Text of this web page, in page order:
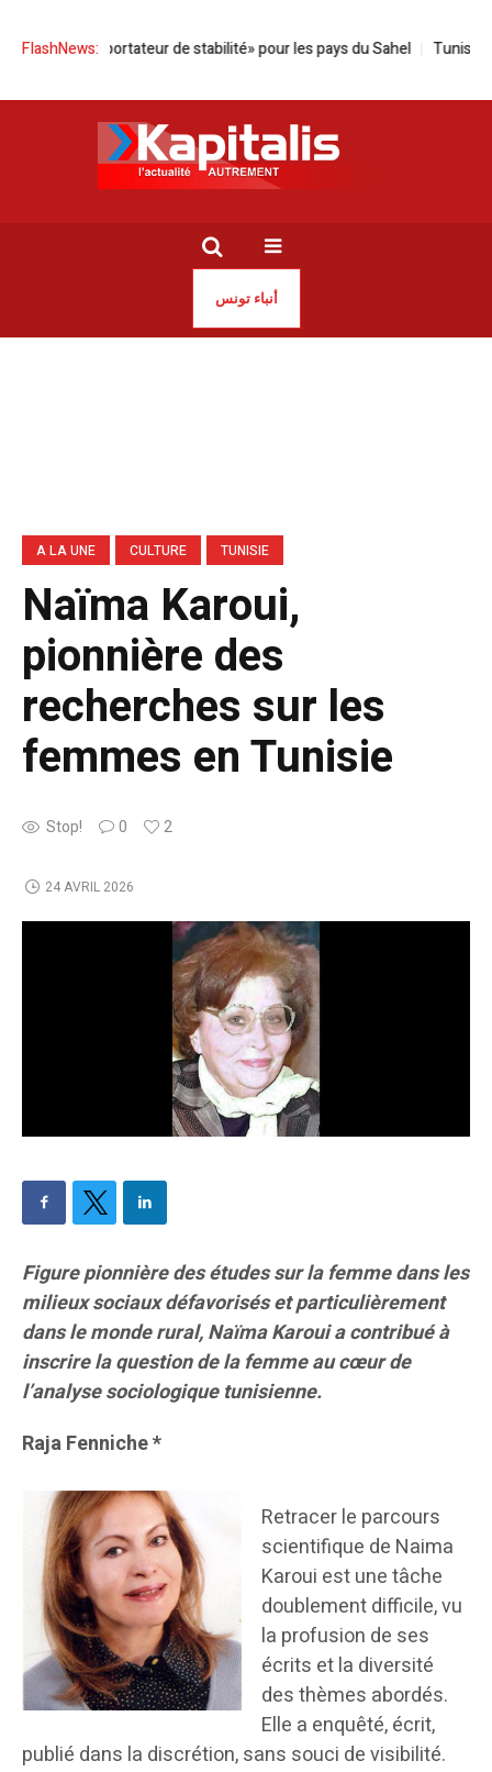
FlashNews:de stabilité» pour les pays du Sahel Tunisie | Mandat
أنباء تونس
A LA UNE CULTURE TUNISIE
Naïma Karoui,
pionnière des
recherches sur les
femmes en Tunisie
Stop! 0 2
24 AVRIL 2026
Figure pionnière des études sur la femme dans les
milieux sociaux défavorisés et particulièrement
dans le monde rural, Naïma Karoui a contribué à
inscrire la question de la femme au cœur de
l’analyse sociologique tunisienne.
Raja Fenniche *
Retracer le parcours
scientifique de Naima
Karoui est une tâche
doublement difficile, vu
la profusion de ses
écrits et la diversité
des thèmes abordés.
Elle a enquêté, écrit,
publié dans la discrétion, sans souci de visibilité.